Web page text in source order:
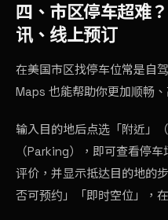
四、市区停车超难
讯、线上预订
在美国市区找停车位常是自
Maps 也能帮助你更加顺畅
输入目的地后点选「附近」
（Parking），即可查看停
评价，并显示抵达目的地的
否可预约」「即时空位」，